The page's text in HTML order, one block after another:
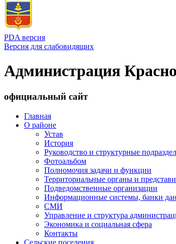
PDA версия
Версия для слабовидящих
Администрация
официальный сайт
Главная
О районе
Устав
История
Руководство и структурные
Фотоальбом
Полномочия задачи и функции
Территориальные органы и
Подведомственные организации
Информационные системы, банки
СМИ
Управление и структура
Экономика и социальная сфера
Контакты
Сельские поселения